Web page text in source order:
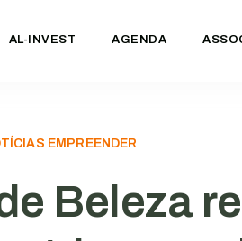
AL-INVEST AGENDA
EMPREENDER
Beleza